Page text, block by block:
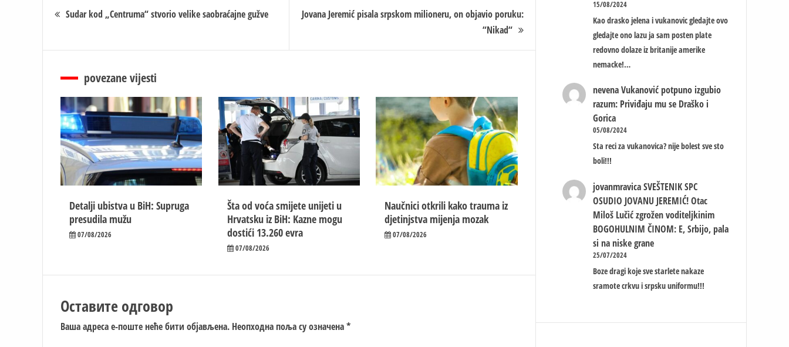
Кретање
Sudar kod „Centruma“ stvorio velike saobraćajne gužve
Jovana Jeremić pisala srpskom milioneru, on objavio poruku:
“Nikad“
povezane vijesti
Detalji ubistva u BiH: Supruga
presudila mužu
07/08/2026
Šta od voća smijete unijeti u
Hrvatsku iz BiH: Kazne mogu
dostići 13.260 evra
07/08/2026
Naučnici otkrili kako trauma iz
d‌jetinjstva mijenja mozak
07/08/2026
Оставите одговор
Ваша адреса е-поште неће бити објављена. Неопходна поља су означена*
15/08/2024
Kao drasko jelena i vukanovic gledajte ovo
gledajte ono lazu ja sam posten plate
redovno dolaze iz britanije amerike
nemacke!…
nevena Vukanović potpuno izgubio
razum: Priviđaju mu se Draško i
Gorica
05/08/2024
Sta reci za vukanovica? nije bolest sve sto
boli!!!
jovanmravica SVEŠTENIK SPC
OSUDIO JOVANU JEREMIĆ! Otac
Miloš Lučić zgrožen voditeljkinim
BOGOHULNIM ČINOM: E, Srbijo, pala
si na niske grane
25/07/2024
Boze dragi koje sve starlete nakaze
sramote crkvu i srpsku uniformu!!!